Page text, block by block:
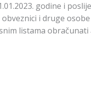
godine i
i druge
listama